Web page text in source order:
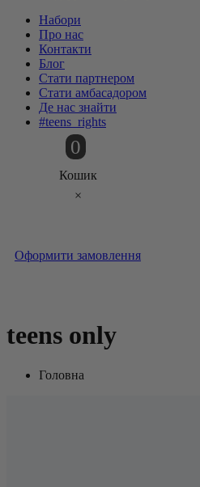
Набори
Про нас
Контакти
Блог
Стати партнером
Стати амбасадором
Де нас знайти
#teens_rights
0
Кошик
×
Оформити замовлення
teens only
Головна